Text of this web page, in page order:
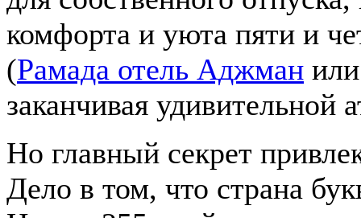
комфорта и уюта пяти и
(Рамада отель Аджман
заканчивая удивительной
Но главный секрет
Дело в том, что страна